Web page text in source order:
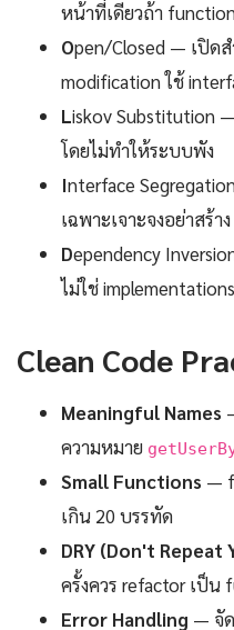
หน้าที่เดียวถ้า
Open/Closed — เปิด
modification ใช้
Liskov Substitution
โดยไม่ทำให้ระบบพัง
Interface
เฉพาะเจาะจงอย่าสร้า
Dependency
ไม่ใช่
Clean Code
Meaningful Names
ความหมาย
Small Functions —
เกิน 20 บรรทัด
DRY (Don't Repeat
ครั้งควร refactor เป็น
Error Handling — จัด